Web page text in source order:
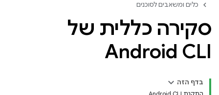
כלים ומשאבים לסוכנים
סקירה כללית של
Android CLI
בדף הזה